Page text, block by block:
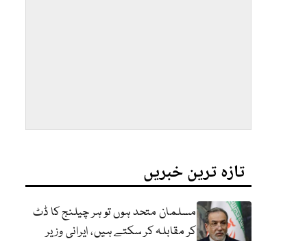
تازہ ترین خبریں
مسلمان متحد ہوں تو ہر چیلنج کا ڈٹ
کر مقابلہ کر سکتے ہیں، ایرانی وزیر